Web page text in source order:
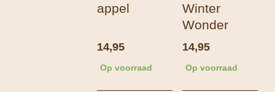
appel
14,95
Op voorraad
Winter
Wonder
14,95
Op voorraad